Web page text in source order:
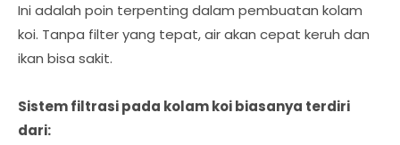
Ini adalah poin terpenting dalam pembuatan kolam
koi. Tanpa filter yang tepat, air akan cepat keruh dan
ikan bisa sakit.
Sistem filtrasi pada kolam koi biasanya terdiri
dari: